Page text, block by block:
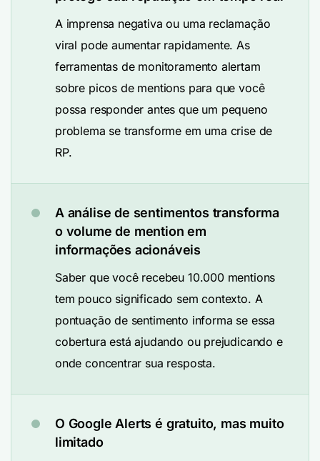
A imprensa negativa ou uma reclamação
viral pode aumentar rapidamente. As
ferramentas de monitoramento alertam
sobre picos de mentions para que você
possa responder antes que um pequeno
problema se transforme em uma crise de
RP.
A análise de sentimentos transforma
o volume de mention em
informações acionáveis
Saber que você recebeu 10.000 mentions
tem pouco significado sem contexto. A
pontuação de sentimento informa se essa
cobertura está ajudando ou prejudicando e
onde concentrar sua resposta.
O Google Alerts é gratuito, mas muito
limitado